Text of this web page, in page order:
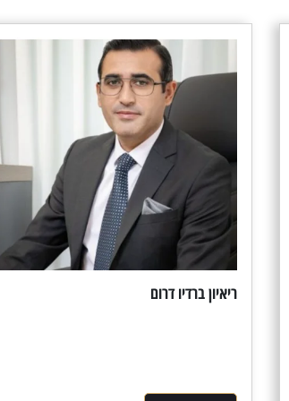
ריאיון ברדיו דרום